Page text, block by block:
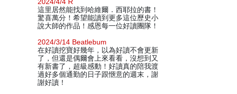
這里居然能找到哈維爾．西耶拉的書！
驚喜萬分！希望能讀到更多這位歷史小
說大師的作品！感恩每一位好讀團隊！
2024/3/14 Beatlebum
在好讀挖寶好幾年，以為好讀不會更新
了，但還是偶爾會上來看看，沒想到又
有新書了，超級感動！好讀真的陪我渡
過好多個通勤的日子跟愜意的週末，謝
謝好讀！